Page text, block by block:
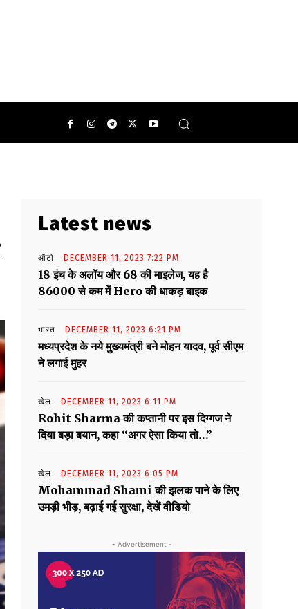
Latest news
ऑटो DECEMBER 11, 2023 7:22 PM
18 इंच के अलॉय और 68 की माइलेज, यह है
86000 से कम में Hero की धाकड़ बाइक
भारत DECEMBER 11, 2023 6:21 PM
मध्यप्रदेश के नये मुख्यमंत्री बने मोहन यादव, पूर्व सीएम
ने लगाई मुहर
खेल DECEMBER 11, 2023 6:11 PM
Rohit Sharma की कप्तानी पर इस दिग्गज ने
दिया बड़ा बयान, कहा “अगर ऐसा किया तो…”
खेल DECEMBER 11, 2023 6:05 PM
Mohammad Shami की झलक पाने के लिए
उमड़ी भीड़, बढ़ाई गई सुरक्षा, देखें वीडियो
- Advertisement -